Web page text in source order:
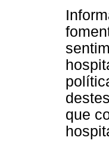
que